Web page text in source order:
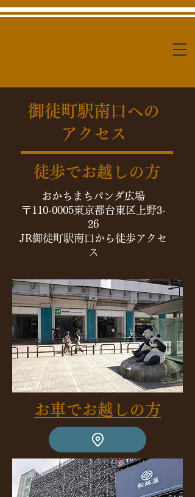
御徒町駅南口への
アクセス​
​徒歩でお越しの方
おかちまちパンダ​広場
〒110-0005東京都台東区上野3-
26
JR御徒町駅南口から徒歩アクセ
ス
​お車でお越しの方